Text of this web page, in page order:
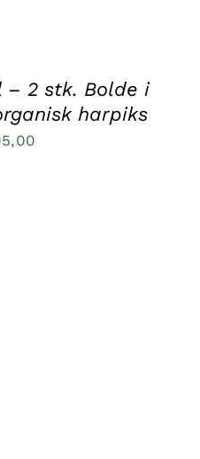
– 2 stk. Bolde i
harpiks